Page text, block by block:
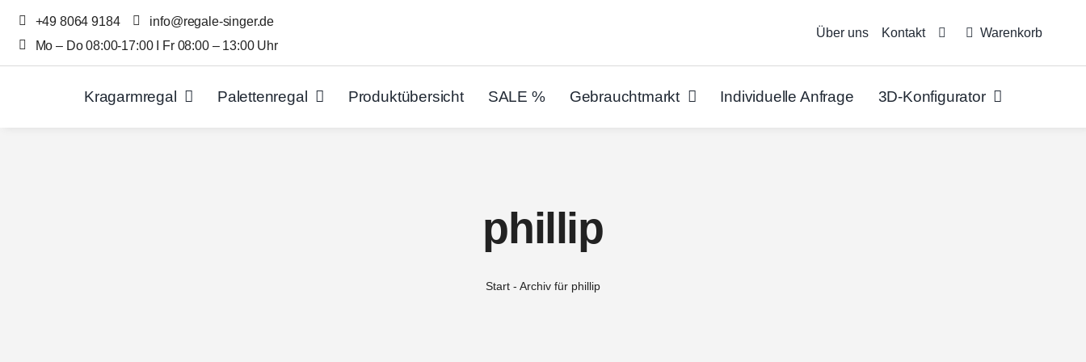
Skip
+49 8064 9184
info@regale-singer.de
Mo – Do 08:00-17:00 I Fr 08:00 – 13:00 Uhr
Über uns Kontakt Warenkorb
Kragarmregal Palettenregal Produktübersicht SALE % Gebrauchtmarkt Individuelle Anfrage 3D-Konfigurator
phillip
Start - Archiv für phillip